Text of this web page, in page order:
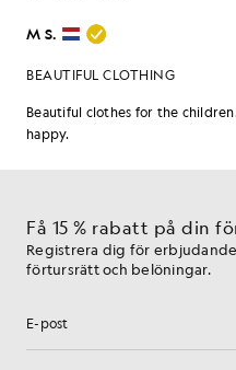
Få 15 % rabatt på din
Registrera dig för
förtursrätt och belöningar.
E-postadress